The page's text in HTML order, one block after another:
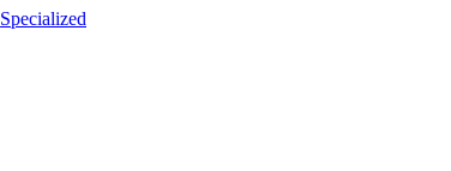
Specialized